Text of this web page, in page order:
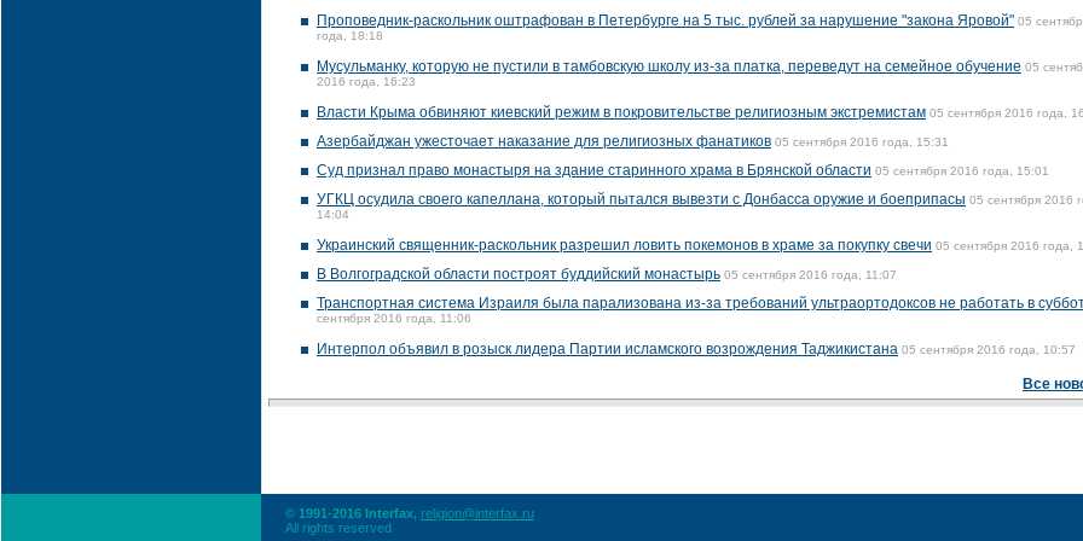
Проповедник-раскольник оштрафован в Петербурге на 5 тыс. рублей за нарушение "закона Яровой" 05
года, 18:18
Мусульманку, которую не пустили в тамбовскую школу из-за платка, переведут на семейное обучение 05
2016 года, 16:23
Власти Крыма обвиняют киевский режим в покровительстве религиозным экстремистам 05 сентября 2016 года,
Азербайджан ужесточает наказание для религиозных фанатиков 05 сентября 2016 года, 15:31
Суд признал право монастыря на здание старинного храма в Брянской области 05 сентября 2016 года, 15:01
УГКЦ осудила своего капеллана, который пытался вывезти с Донбасса оружие и боеприпасы 05 сентября 2016
14:04
Украинский священник-раскольник разрешил ловить покемонов в храме за покупку свечи 05 сентября 2016 года,
В Волгоградской области построят буддийский монастырь 05 сентября 2016 года, 11:07
Транспортная система Израиля была парализована из-за требований ультраортодоксов не работать в
сентября 2016 года, 11:06
Интерпол объявил в розыск лидера Партии исламского возрождения Таджикистана 05 сентября 2016 года, 10:57
Все
© 1991-2016 Interfax, religion@interfax.ru
All rights reserved